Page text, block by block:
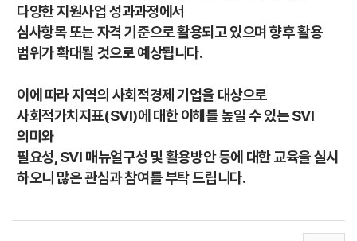
다양한 지원사업 성과과정에서
심사항목 또는 자격 기준으로 활용되고 있으며 향후 활용
범위가 확대될 것으로 예상됩니다.
이에 따라 지역의 사회적경제 기업을 대상으로
사회적가치지표(SVI)에 대한 이해를 높일 수 있는 SVI
의미와
필요성, SVI 매뉴얼구성 및 활용방안 등에 대한 교육을 실시
하오니 많은 관심과 참여를 부탁 드립니다.